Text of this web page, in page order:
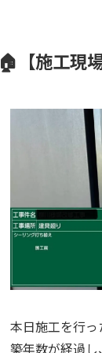
🏠【施工現
本日施工を行っ
築年数が経過